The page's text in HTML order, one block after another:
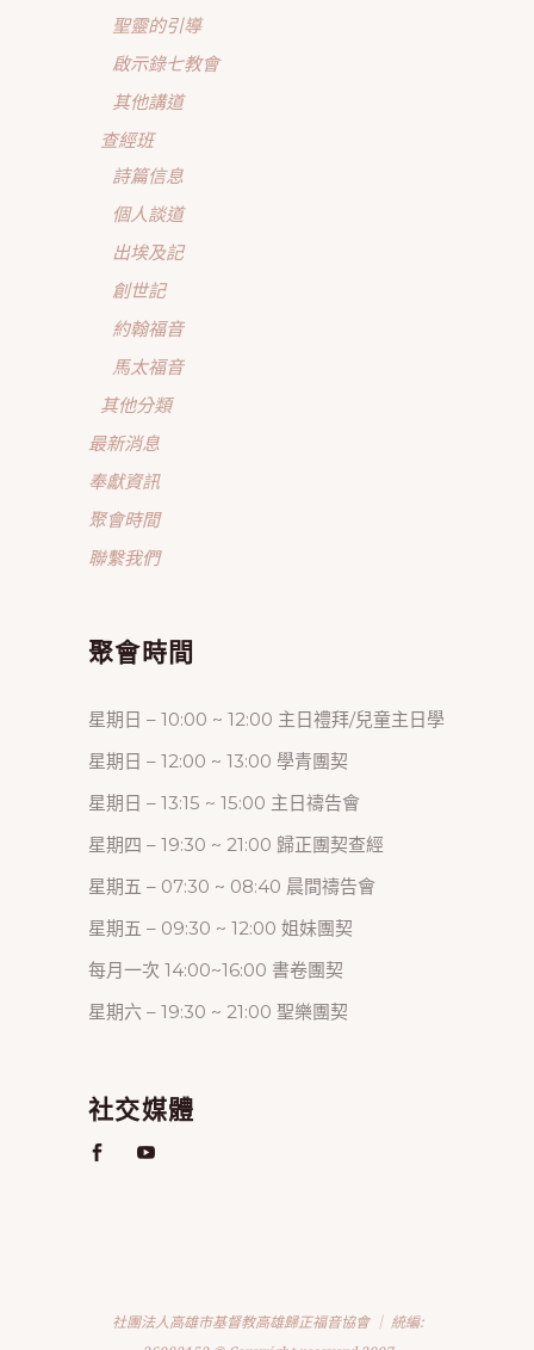
聖靈的引導
啟示錄七教會
其他講道
查經班
詩篇信息
個人談道
出埃及記
創世記
約翰福音
馬太福音
其他分類
最新消息
奉獻資訊
聚會時間
聯繫我們
聚會時間
星期日 – 10:00 ~ 12:00 主日禮拜/兒童主日學
星期日 – 12:00 ~ 13:00 學青團契
星期日 – 13:15 ~ 15:00 主日禱告會
星期四 – 19:30 ~ 21:00 歸正團契查經
星期五 – 07:30 ~ 08:40 晨間禱告會
星期五 – 09:30 ~ 12:00 姐妹團契
每月一次 14:00~16:00 書卷團契
星期六 – 19:30 ~ 21:00 聖樂團契
社交媒體
社團法人高雄市基督教高雄歸正福音協會 ｜ 統編: